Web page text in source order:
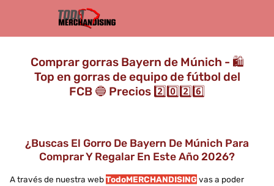
Comprar gorras Bayern de Múnich - 🛍️
Top en gorras de equipo de fútbol del
FCB 🔵 Precios 2️⃣0️⃣2️⃣6️⃣
¿Buscas El Gorro De Bayern De Múnich Para
Comprar Y Regalar En Este Año 2026?
A través de nuestra webTodoMERCHANDISINGvas a poder